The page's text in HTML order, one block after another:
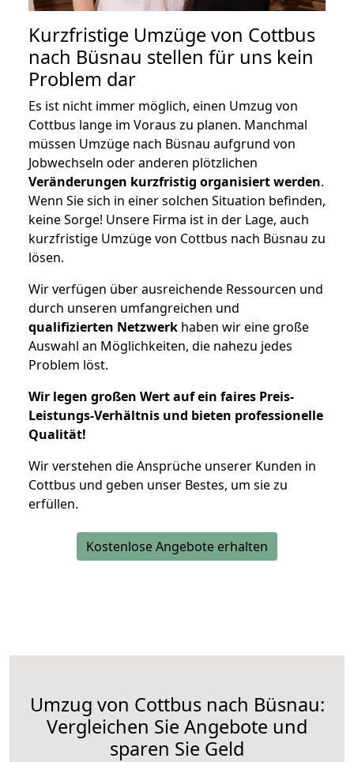
Kurzfristige Umzüge von Cottbus
nach Büsnau stellen für uns kein
Problem dar
Es ist nicht immer möglich, einen Umzug von
Cottbus lange im Voraus zu planen. Manchmal
müssen Umzüge nach Büsnau aufgrund von
Jobwechseln oder anderen plötzlichen
Veränderungen kurzfristig organisiert werden.
Wenn Sie sich in einer solchen Situation befinden,
keine Sorge! Unsere Firma ist in der Lage, auch
kurzfristige Umzüge von Cottbus nach Büsnau zu
lösen.
Wir verfügen über ausreichende Ressourcen und
durch unseren umfangreichen und
qualifizierten Netzwerk haben wir eine große
Auswahl an Möglichkeiten, die nahezu jedes
Problem löst.
Wir legen großen Wert auf ein faires Preis-
Leistungs-Verhältnis und bieten professionelle
Qualität!
Wir verstehen die Ansprüche unserer Kunden in
Cottbus und geben unser Bestes, um sie zu
erfüllen.
Kostenlose Angebote erhalten
Umzug von Cottbus nach Büsnau:
Vergleichen Sie Angebote und
sparen Sie Geld